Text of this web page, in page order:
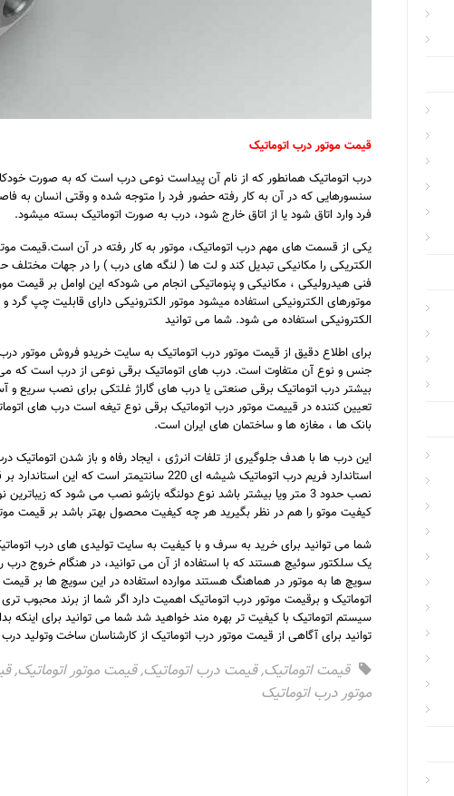
قیمت موتور درب اتوماتیک
درب اتوماتیک همانطور که از نام آن پیداست نوعی درب است که به صورت
سنسورهایی که در آن به کار رفته حضور فرد را متوجه شده و وقتی انسان به
فرد وارد اتاق شود یا از اتاق خارج شود، درب به صورت اتوماتیک بسته میشود.
یکی از قسمت های مهم درب اتوماتیک، موتور به کار رفته در آن است.قیمت
الکتریکی را مکانیکی تبدیل کند و لت ها ( لنگه های درب ) را در جهات
فنی هیدرولیکی ، مکانیکی و پنوماتیکی انجام می شودکه این اوامل بر قیمت
موتورهای الکترونیکی استفاده میشود موتور الکترونیکی دارای قابلیت چپ
الکترونیکی استفاده می شود. شما می توانید
برای اطلاع دقیق از قیمت موتور درب اتوماتیک به سایت خریدو فروش موتور
جنس و نوع آن متفاوت است. درب های اتوماتیک برقی نوعی از درب است که می
بیشتر درب اتوماتیک برقی صنعتی یا درب های گاراژ غلتکی برای نصب سریع
بانک ها ، مغازه ها و ساختمان های ایران است.
این درب ها با هدف جلوگیری از تلفات انرژی ، ایجاد رفاه و باز شدن
استاندارد فریم درب اتوماتیک شیشه ای 220
نصب حدود 3 متر ویا بیشتر باشد نوع دولنگه بازشو نصب می شود که
کیفیت موتو را هم در نظر بگیرید هر چه کیفیت محصول بهتر باشد بر قیمت
شما می توانید برای خرید به سرف و با کیفیت به سایت تولیدی های درب
یک سلکتور سوئیچ هستند که با استفاده از آن می توانید، در هنگام خروج درب
سویچ ها به موتور در هماهنگ هستند موارده استفاده در این سویچ ها بر
اتوماتیک و برقیمت موتور درب اتوماتیک اهمیت دارد اگر شما از برند محبوب
سیستم اتوماتیک با کیفیت تر بهره مند خواهید شد شما می توانید برای
توانید برای آگاهی از قیمت موتور درب اتوماتیک از کارشناسان ساخت وتولید
قیمت اتوماتیک,قیمت درب اتوماتیک,قیمت موتور اتوماتیک,
موتور درب اتوماتیک